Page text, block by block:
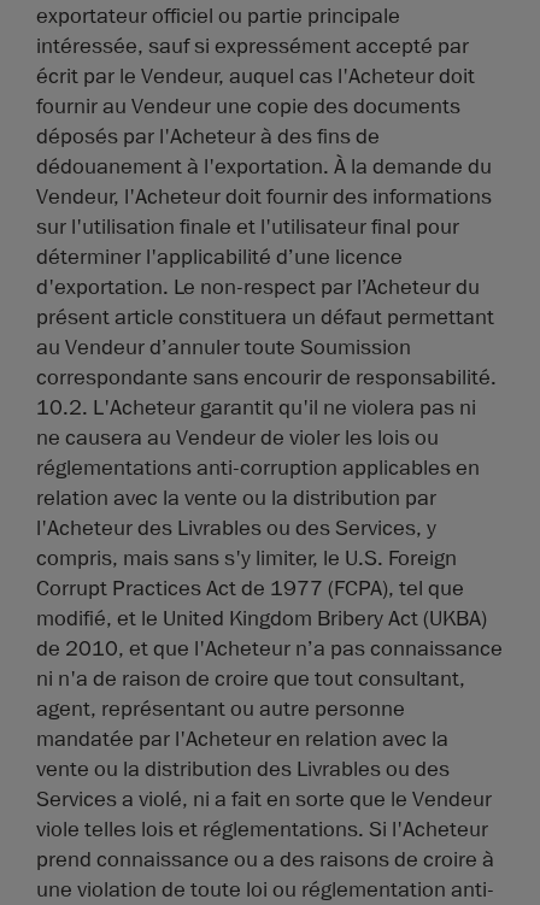
exportateur officiel ou partie principale
intéressée, sauf si expressément accepté par
écrit par le Vendeur, auquel cas l'Acheteur doit
fournir au Vendeur une copie des documents
déposés par l'Acheteur à des fins de
dédouanement à l'exportation. À la demande du
Vendeur, l'Acheteur doit fournir des informations
sur l'utilisation finale et l'utilisateur final pour
déterminer l'applicabilité d’une licence
d'exportation. Le non-respect par l’Acheteur du
présent article constituera un défaut permettant
au Vendeur d’annuler toute Soumission
correspondante sans encourir de responsabilité.
10.2. L'Acheteur garantit qu'il ne violera pas ni
ne causera au Vendeur de violer les lois ou
réglementations anti-corruption applicables en
relation avec la vente ou la distribution par
l'Acheteur des Livrables ou des Services, y
compris, mais sans s'y limiter, le U.S. Foreign
Corrupt Practices Act de 1977 (FCPA), tel que
modifié, et le United Kingdom Bribery Act (UKBA)
de 2010, et que l'Acheteur n’a pas connaissance
ni n'a de raison de croire que tout consultant,
agent, représentant ou autre personne
mandatée par l'Acheteur en relation avec la
vente ou la distribution des Livrables ou des
Services a violé, ni a fait en sorte que le Vendeur
viole telles lois et réglementations. Si l'Acheteur
prend connaissance ou a des raisons de croire à
une violation de toute loi ou réglementation anti-